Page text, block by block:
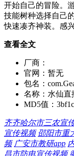
开始自己的冒险。
技能树种选择自己
快速凑齐神装。感
查看全文
厂商：
官网： 暂无
包名：
名称： 水仙直
MD5值：
齐齐哈尔市三农宣
宣传视频 邵阳市重
频 广安市教研app
昌市防电宣传视频